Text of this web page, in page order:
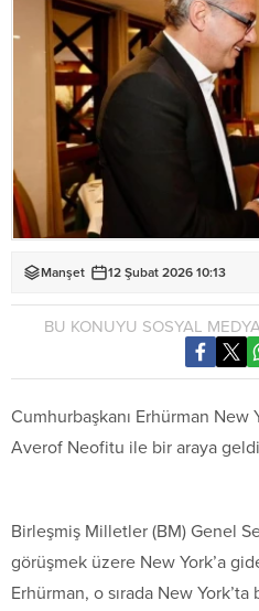
Manşet 12 Şubat 2026 10:13
BU KONUYU SOSYAL
Cumhurbaşkanı Erhürman New
Averof Neofitu ile bir araya geldi
Birleşmiş Milletler (BM) Genel
görüşmek üzere New York’a
Erhürman, o sırada New